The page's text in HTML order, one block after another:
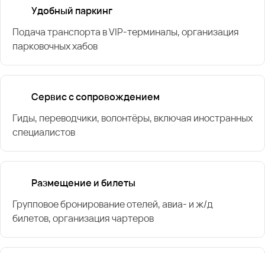
Удобный паркинг
Подача транспорта в VIP-терминалы, организация
парковочных хабов
Сервис с сопровождением
Гиды, переводчики, волонтёры, включая иностранных
специалистов
Размещение и билеты
Групповое бронирование отелей, авиа- и ж/д
билетов, организация чартеров